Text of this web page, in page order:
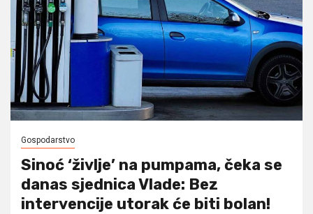
Gospodarstvo
Sinoć ‘življe’ na pumpama, čeka se
danas sjednica Vlade: Bez
intervencije utorak će biti bolan!